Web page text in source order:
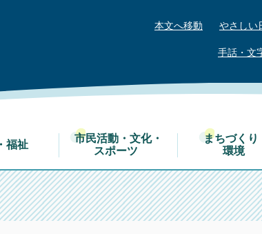
本文へ移動 やさしい
手話・文
福祉
市民活動・文化・
スポーツ
まちづくり
環境